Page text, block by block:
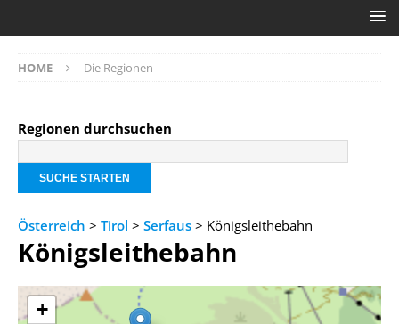
HOME Die Regionen
Regionen durchsuchen
Österreich > Tirol > Serfaus > Königsleithebahn
Königsleithebahn
+